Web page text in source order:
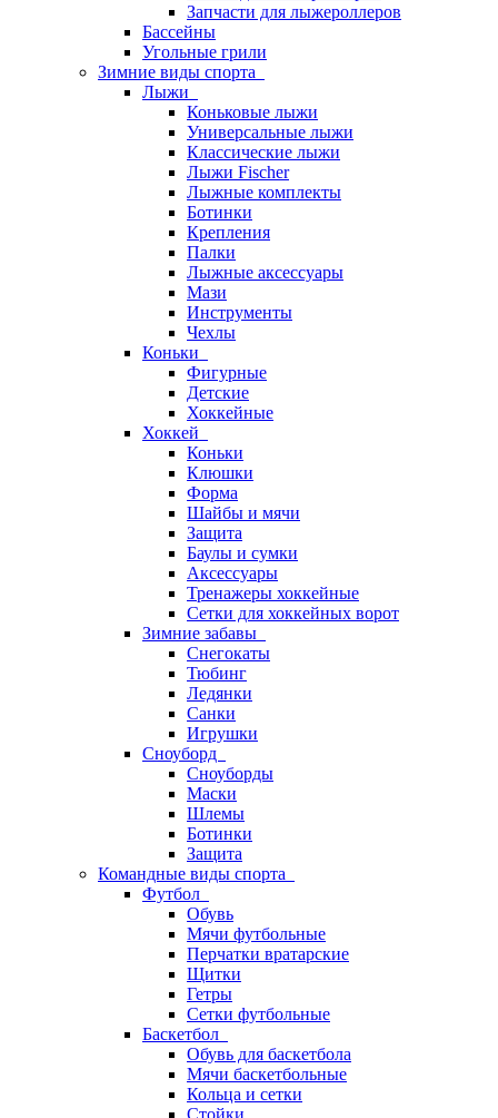
Запчасти для лыжероллеров
Бассейны
Угольные грили
Зимние виды спорта
Лыжи
Коньковые лыжи
Универсальные лыжи
Классические лыжи
Лыжи Fischer
Лыжные комплекты
Ботинки
Крепления
Палки
Лыжные аксессуары
Мази
Инструменты
Чехлы
Коньки
Фигурные
Детские
Хоккейные
Хоккей
Коньки
Клюшки
Форма
Шайбы и мячи
Защита
Баулы и сумки
Аксессуары
Тренажеры хоккейные
Сетки для хоккейных ворот
Зимние забавы
Снегокаты
Тюбинг
Ледянки
Санки
Игрушки
Сноуборд
Сноуборды
Маски
Шлемы
Ботинки
Защита
Командные виды спорта
Футбол
Обувь
Мячи футбольные
Перчатки вратарские
Щитки
Гетры
Сетки футбольные
Баскетбол
Обувь для баскетбола
Мячи баскетбольные
Кольца и сетки
Стойки